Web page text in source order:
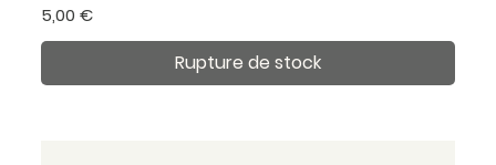
Prix
5,00 €
Rupture de stock